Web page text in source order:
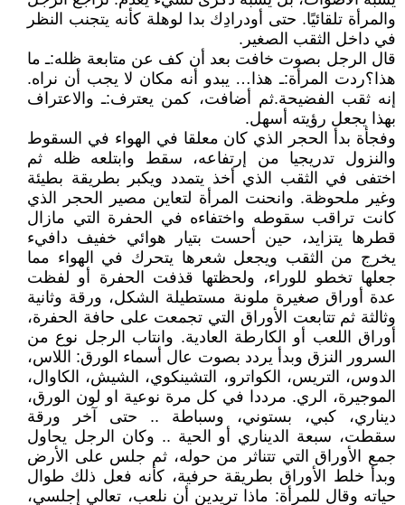
والمرأة تلقائيًا. حتى أودرادِك بدا لوهلة كأنه يتجنب النظر
في داخل الثقب الصغير.
قال الرجل بصوت خافت بعد أن كف عن متابعة ظله: ـ ما
هذا؟ ردت المرأة: ـ هذا… يبدو أنه مكان لا يجب أن نراه.
إنه ثقب الفضيحة. ثم أضافت، كمن يعترف: ـ والاعتراف
بهذا يجعل رؤيته أسهل.
وفجأة بدأ الحجر الذي كان معلقا في الهواء في السقوط
والنزول تدريجيا من إرتفاعه، سقط وابتلعه ظله ثم
اختفى في الثقب الذي أخذ يتمدد ويكبر بطريقة بطيئة
وغير ملحوظة. وانحنت المرأة لتعاين مصير الحجر الذي
كانت تراقب سقوطه واختفاءه في الحفرة التي مازال
قطرها يتزايد، حين أحست بتيار هوائي خفيف دافيء
يخرج من الثقب ويجعل شعرها يتحرك في الهواء مما
جعلها تخطو للوراء، ولحظتها قذفت الحفرة أو لفظت
عدة أوراق صغيرة ملونة مستطيلة الشكل، ورقة وثانية
وثالثة ثم تتابعت الأوراق التي تجمعت على حافة الحفرة،
أوراق اللعب أو الكارطة العادية. وانتاب الرجل نوع من
السرور النزق وبدأ يردد بصوت عال أسماء الورق: اللاس،
الدوس، التريس، الكواترو، التشينكوي، الشيش، الكاوال،
الموجيرة، الري. مرددا في كل مرة نوعية او لون الورق،
ديناري، كبي، بستوني، وسباطة .. حتى آخر ورقة
سقطت، سبعة الديناري أو الحية .. وكان الرجل يحاول
جمع الأوراق التي تتناثر من حوله، ثم جلس على الأرض
وبدأ خلط الأوراق بطريقة حرفية، كأنه فعل ذلك طوال
حياته وقال للمرأة: ماذا تريدين أن نلعب، تعالي إجلسي،